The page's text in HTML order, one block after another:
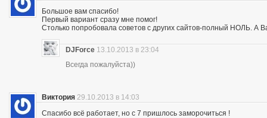
Большое вам спасибо!
Первый вариант сразу мне помог!
Столько попробовала советов с других сайтов-полный НОЛЬ. А
DJForce 13.10.2013 в 23:04
Всегда пожалуйста))
Виктория 29.10.2013 в 14:03
Спасибо всё работает, но с 7 пришлось заморочиться !